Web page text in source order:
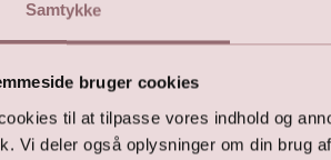
Samtykke
bruger cookies
til at tilpasse vores indhold og
Vi deler også oplysninger om din brug